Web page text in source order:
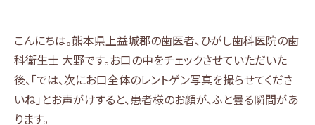
こんにちは。熊本県上益城郡の歯医者、ひがし歯科医院の歯
科衛生士 大野です。お口の中をチェックさせていただいた
後、「では、次にお口全体のレントゲン写真を撮らせてくださ
いね」とお声がけすると、患者様のお顔が、ふと曇る瞬間があ
ります。